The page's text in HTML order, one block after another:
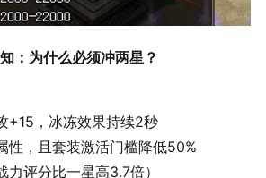
：为什么必须冲两星？
+15，冰冻效果持续2秒
性，且套装激活门槛降低50%
力评分比一星高3.7倍）